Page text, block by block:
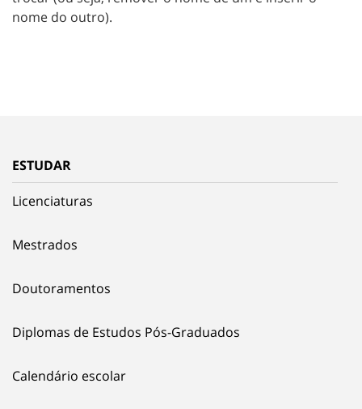
nome do outro).
ESTUDAR
Licenciaturas
Mestrados
Doutoramentos
Diplomas de Estudos Pós-Graduados
Calendário escolar